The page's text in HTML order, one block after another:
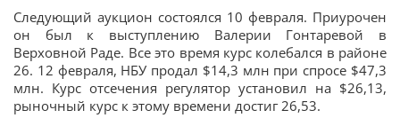
Следующий аукцион состоялся 10 февраля. Приурочен
он был к выступлению Валерии Гонтаревой в
Верховной Раде. Все это время курс колебался в районе
26. 12 февраля, НБУ продал $14,3 млн при спросе $47,3
млн. Курс отсечения регулятор установил на $26,13,
рыночный курс к этому времени достиг 26,53.